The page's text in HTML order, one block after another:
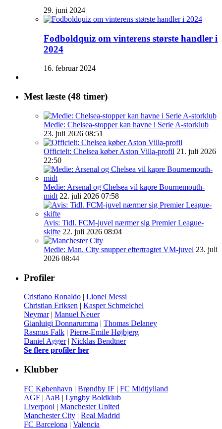
29. juni 2024
Fodboldquiz om vinterens største handler i
2024
16. februar 2024
Mest læste (48 timer)
Medie: Chelsea-stopper kan havne i Serie A-storklub
23. juli 2026 08:51
Officielt: Chelsea køber Aston Villa-profil 21. juli 2026
22:50
Medie: Arsenal og Chelsea vil kapre Bournemouth-
midt 22. juli 2026 07:58
Avis: Tidl. FCM-juvel nærmer sig Premier League-
skifte 22. juli 2026 08:04
Medie: Man. City snupper eftertragtet VM-juvel 23. juli
2026 08:44
Profiler
Cristiano Ronaldo | Lionel Messi
Christian Eriksen | Kasper Schmeichel
Neymar| Manuel Neuer
Gianluigi Donnarumma | Thomas Delaney
Rasmus Falk | Pierre-Emile Højbjerg
Daniel Agger| Nicklas Bendtner
Se flere profiler her
Klubber
FC København | Brøndby IF | FC Midtjylland
AGF | AaB | Lyngby Boldklub
Liverpool | Manchester United
Manchester City | Real Madrid
FC Barcelona | Valencia